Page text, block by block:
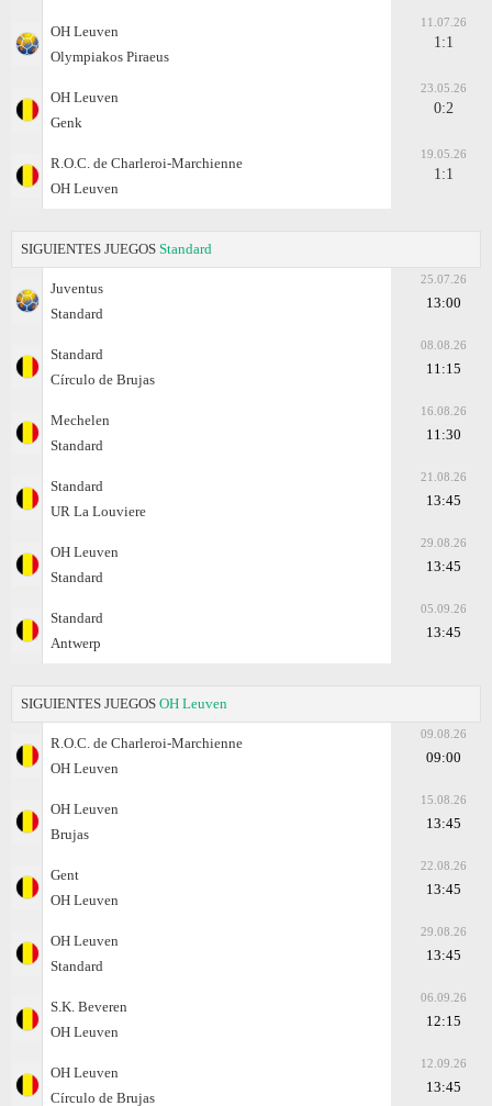
OH Leuven
Olympiakos Piraeus
11.07.26
1:1
OH Leuven
Genk
23.05.26
0:2
R.O.C. de Charleroi-Marchienne
OH Leuven
19.05.26
1:1
SIGUIENTES JUEGOS Standard
Juventus
Standard
25.07.26
13:00
Standard
Círculo de Brujas
08.08.26
11:15
Mechelen
Standard
16.08.26
11:30
Standard
UR La Louviere
21.08.26
13:45
OH Leuven
Standard
29.08.26
13:45
Standard
Antwerp
05.09.26
13:45
SIGUIENTES JUEGOS OH Leuven
R.O.C. de Charleroi-Marchienne
OH Leuven
09.08.26
09:00
OH Leuven
Brujas
15.08.26
13:45
Gent
OH Leuven
22.08.26
13:45
OH Leuven
Standard
29.08.26
13:45
S.K. Beveren
OH Leuven
06.09.26
12:15
OH Leuven
Círculo de Brujas
12.09.26
13:45